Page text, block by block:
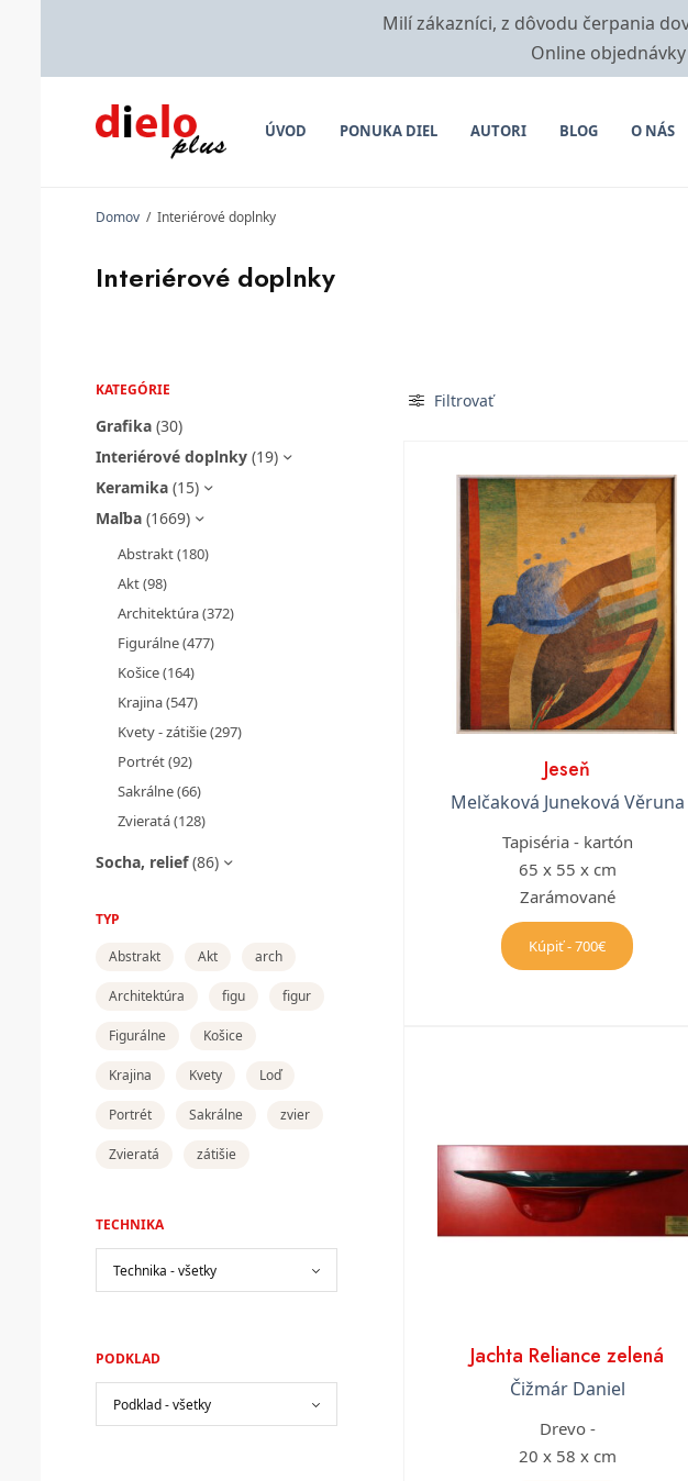
Milí zákazníci, z dôvodu čerpania
Online
ÚVOD PONUKA DIEL AUTORI BLOG O NÁS
Domov / Interiérové doplnky
Interiérové doplnky
KATEGÓRIE
Grafika (30)
Interiérové doplnky (19)
Keramika (15)
Maľba (1669)
Abstrakt(180)
Akt(98)
Architektúra(372)
Figurálne(477)
Košice(164)
Krajina(547)
Kvety - zátišie(297)
Portrét(92)
Sakrálne(66)
Zvieratá(128)
Socha, relief (86)
TYP
Abstrakt
Akt arch
Architektúra figu figur
Figurálne Košice
Krajina Kvety Loď
Portrét Sakrálne zvier
Zvieratá zátišie
TECHNIKA
PODKLAD
Filtrovať
Jeseň
Melčaková Juneková Věruna
Tapiséria - kartón
65 x 55 x cm
Zarámované
Kúpiť - 700€
Jachta Reliance zelená
Čižmár Daniel
Drevo -
20 x 58 x cm